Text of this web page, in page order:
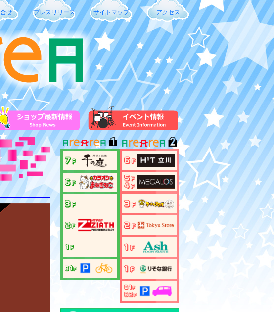
アクセス
サイトマップ
プレスリリース
せ